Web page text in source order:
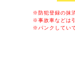
※防犯登録の抹
※事故車などは
※パンクしてい